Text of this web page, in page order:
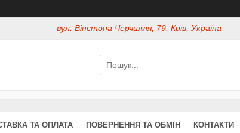
вул. Вінстона Черчилля, 79, Київ, Україна
ТА ОПЛАТА ПОВЕРНЕННЯ ТА ОБМІН КОНТАКТИ